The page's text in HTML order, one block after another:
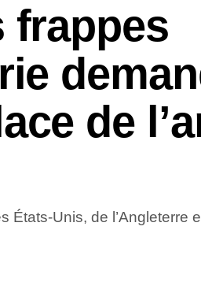
frappes
de
Unis, de l’Angleterre